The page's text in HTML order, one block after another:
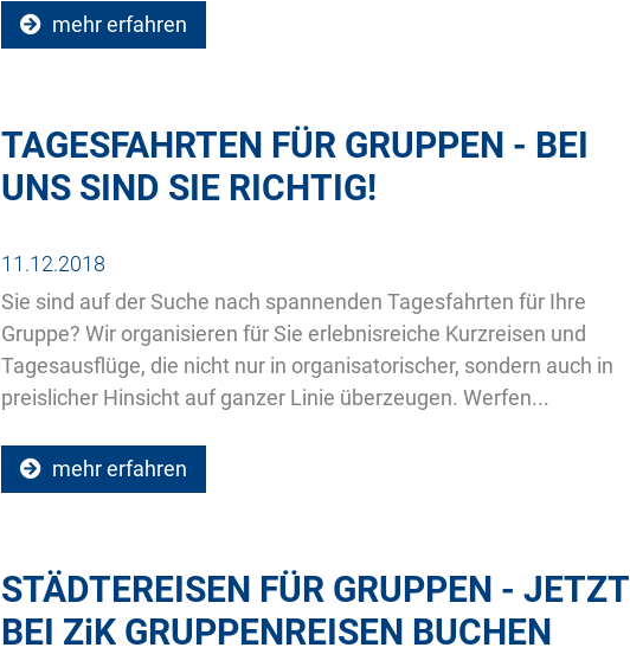
mehr erfahren
TAGESFAHRTEN FÜR GRUPPEN - BEI
UNS SIND SIE RICHTIG!
11.12.2018
Sie sind auf der Suche nach spannenden Tagesfahrten für Ihre
Gruppe? Wir organisieren für Sie erlebnisreiche Kurzreisen und
Tagesausflüge, die nicht nur in organisatorischer, sondern auch in
preislicher Hinsicht auf ganzer Linie überzeugen. Werfen...
mehr erfahren
STÄDTEREISEN FÜR GRUPPEN - JETZT
BEI ZiKGRUPPENREISEN BUCHEN